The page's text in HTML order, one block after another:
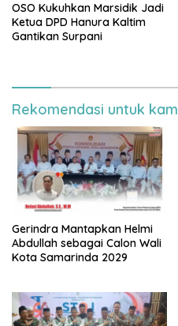
OSO Kukuhkan Marsidik Jadi
Ketua DPD Hanura Kaltim
Gantikan Surpani
Rekomendasi untuk
Gerindra Mantapkan Helmi
Abdullah sebagai Calon Wali
Kota Samarinda 2029